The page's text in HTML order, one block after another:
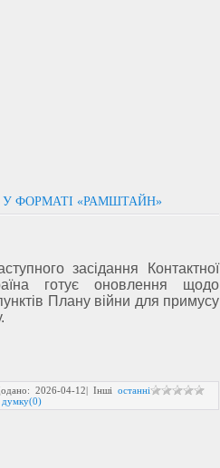
У ФОРМАТІ «РАМШТАЙН»
засідання Контактної
готує оновлення щодо
пунктів Плану війни для примусу
2026-04-12| Іншіостанні
думку(0)